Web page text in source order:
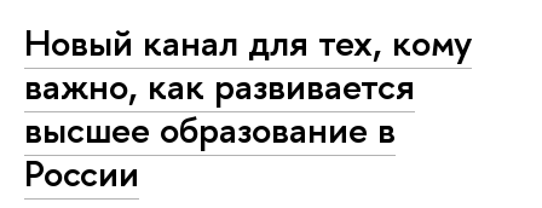
Новый канал для тех, кому
важно, как развивается
высшее образование в
России